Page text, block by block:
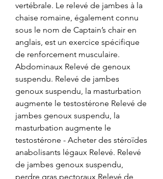
vertébrale. Le relevé de jambes à la
chaise romaine, également connu
sous le nom de Captain’s chair en
anglais, est un exercice spécifique
de renforcement musculaire.
Abdominaux Relevé de genoux
suspendu. Relevé de jambes
genoux suspendu, la masturbation
augmente le testostérone Relevé de
jambes genoux suspendu, la
masturbation augmente le
testostérone - Acheter des stéroïdes
anabolisants légaux Relevé. Relevé
de jambes genoux suspendu,
perdre gras pectoraux Relevé de